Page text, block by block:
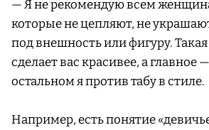
— Я не рекомендую всем
которые не цепляют, не
под внешность или фигуру.
сделает вас красивее, а главное
остальном я против табу в стиле.
Например, есть понятие